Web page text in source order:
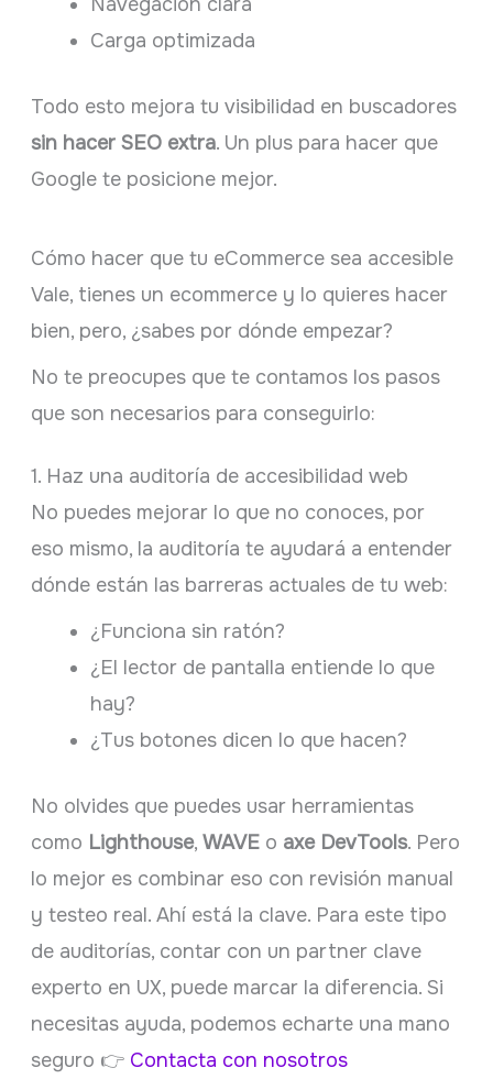
Carga optimizada
Todo esto mejora tu visibilidad en buscadores
sin hacer SEO extra. Un plus para hacer que
Google te posicione mejor.
Cómo hacer que tu eCommerce sea accesible
Vale, tienes un ecommerce y lo quieres hacer
bien, pero, ¿sabes por dónde empezar?
No te preocupes que te contamos los pasos
que son necesarios para conseguirlo:
1. Haz una auditoría de accesibilidad web
No puedes mejorar lo que no conoces, por
eso mismo, la auditoría te ayudará a entender
dónde están las barreras actuales de tu web:
¿Funciona sin ratón?
¿El lector de pantalla entiende lo que
hay?
¿Tus botones dicen lo que hacen?
No olvides que puedes usar herramientas
como Lighthouse, WAVEo axe DevTools. Pero
lo mejor es combinar eso con revisión manual
y testeo real. Ahí está la clave. Para este tipo
de auditorías, contar con un partner clave
experto en UX, puede marcar la diferencia. Si
necesitas ayuda, podemos echarte una mano
seguro 👉 Contacta con nosotros